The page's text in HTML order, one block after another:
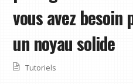
vous avez
un noyau solide
Tutoriels